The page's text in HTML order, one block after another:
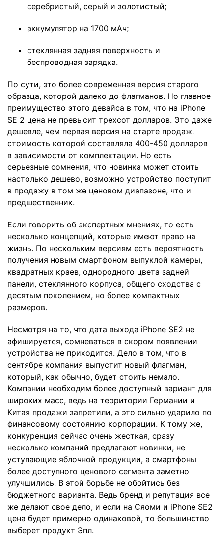
серебристый, серый и золотистый;
аккумулятор на 1700 мАч;
стеклянная задняя поверхность и
беспроводная зарядка.
По сути, это более современная версия старого
образца, которой далеко до флагманов. Но главное
преимущество этого девайса в том, что на iPhone
SE 2 цена не превысит трехсот долларов. Это даже
дешевле, чем первая версия на старте продаж,
стоимость которой составляла 400-450 долларов
в зависимости от комплектации. Но есть
серьезные сомнения, что новинка может стоить
настолько дешево, возможно устройство поступит
в продажу в том же ценовом диапазоне, что и
предшественник.
Если говорить об экспертных мнениях, то есть
несколько концепций, которые имеют право на
жизнь. По нескольким версиям есть вероятность
получения новым смартфоном выпуклой камеры,
квадратных краев, однородного цвета задней
панели, стеклянного корпуса, общего сходства с
десятым поколением, но более компактных
размеров.
Несмотря на то, что дата выхода iPhone SE2 не
афишируется, сомневаться в скором появлении
устройства не приходится. Дело в том, что в
сентябре компания выпустит новый флагман,
который, как обычно, будет стоить немало.
Компании необходим более доступный вариант для
широких масс, ведь на территории Германии и
Китая продажи запретили, а это сильно ударило по
финансовому состоянию корпорации. К тому же,
конкуренция сейчас очень жесткая, сразу
несколько компаний предлагают новинки, не
уступающие яблочной продукции, а смартфоны
более доступного ценового сегмента заметно
улучшились. В этой борьбе не обойтись без
бюджетного варианта. Ведь бренд и репутация все
же делают свое дело, и если на Сяоми и iPhone SE2
цена будет примерно одинаковой, то большинство
выберет продукт Эпл.